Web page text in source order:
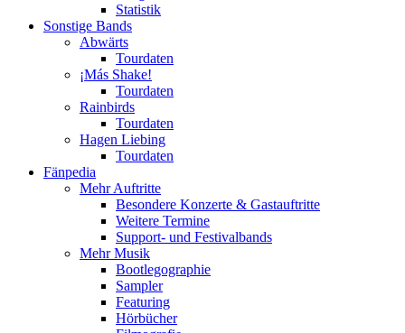
Statistik
Sonstige Bands
Abwärts
Tourdaten
¡Más Shake!
Tourdaten
Rainbirds
Tourdaten
Hagen Liebing
Tourdaten
Fänpedia
Mehr Auftritte
Besondere Konzerte & Gastauftritte
Weitere Termine
Support- und Festivalbands
Mehr Musik
Bootlegographie
Sampler
Featuring
Hörbücher